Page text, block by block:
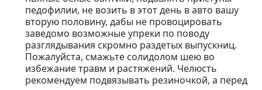
педофилии, не возить в этот день в авто вашу
вторую половину, дабы не провоцировать
заведомо возможные упреки по поводу
разглядывания скромно раздетых выпускниц.
Пожалуйста, смажьте солидолом шею во
избежание травм и растяжений. Челюсть
рекомендуем подвязывать резиночкой, а перед